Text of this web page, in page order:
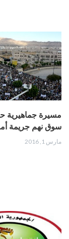
مسيرة جماهيرية
سوق نهم جريمة
مارس 1, 2016